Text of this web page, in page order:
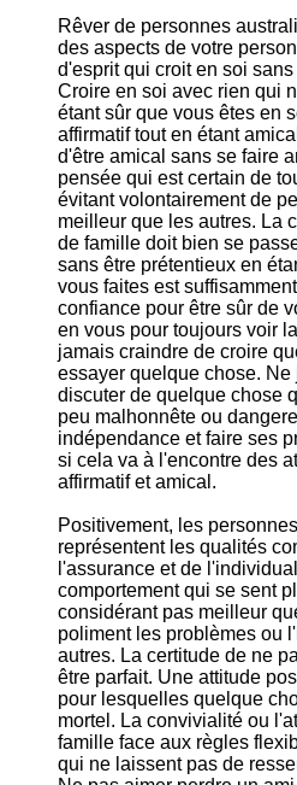
Rêver de personnes
des aspects de votre
d'esprit qui croit en soi
Croire en soi avec rien qui
étant sûr que vous êtes en
affirmatif tout en étant
d'être amical sans se faire
pensée qui est certain de
évitant volontairement de
meilleur que les autres. La
de famille doit bien se
sans être prétentieux en
vous faites est
confiance pour être sûr de
en vous pour toujours voir
jamais craindre de croire
essayer quelque chose.
discuter de quelque chose
peu malhonnête ou
indépendance et faire ses
si cela va à l'encontre des
affirmatif et amical.
Positivement, les
représentent les qualités
l'assurance et de
comportement qui se sent
considérant pas meilleur
poliment les problèmes ou
autres. La certitude de ne
être parfait. Une attitude
pour lesquelles quelque
mortel. La convivialité ou
famille face aux règles
qui ne laissent pas de